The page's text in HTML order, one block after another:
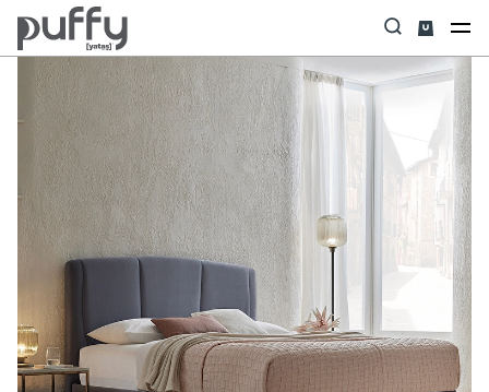
Anasayfa Baza & Başlık Set Magnus Pro & Dual Plus